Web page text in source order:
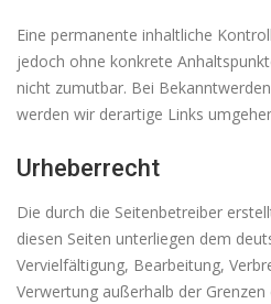
Eine permanente inhaltliche
jedoch ohne konkrete
nicht zumutbar. Bei
werden wir derartige Links
Urheberrecht
Die durch die Seitenbetreiber
diesen Seiten unterliegen dem
Vervielfältigung, Bearbeitung,
Verwertung außerhalb der